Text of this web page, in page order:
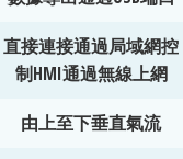
直接連接通過局域網控
制HMI通過無線上網
由上至下垂直氣流